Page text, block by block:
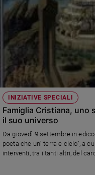
INIZIATIVE SPECIALI
Famiglia Cristiana, uno
il suo universo
Da giovedì 9 settembre in
poeta che unì terra e cielo", a
interventi, tra i tanti altri, del